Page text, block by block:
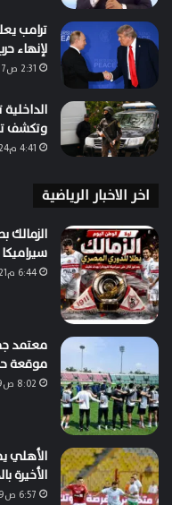
ترامب
لإنهاء
2:31 ص17 أكتوبر، 2025
وتكشف
4:41 م24 نوفمبر، 2025
اخر الاخبار الرياضية
الزمالك
6:44 م21 مايو، 2026
معتمد
موقعة
8:02 ص19 مايو، 2026
الأهلي
الأخيرة
6:57 ص19 مايو، 2026